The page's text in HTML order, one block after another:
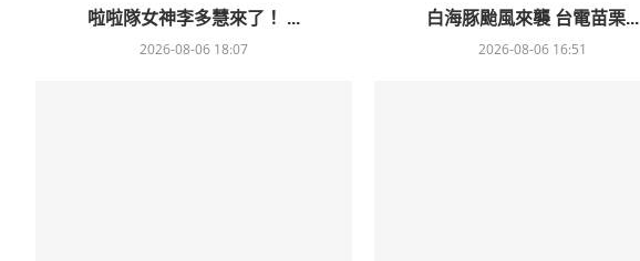
啦啦隊女神李多慧來了！ ...
2026-08-06 18:07
白海豚颱風來襲 台電苗栗...
2026-08-06 16:51